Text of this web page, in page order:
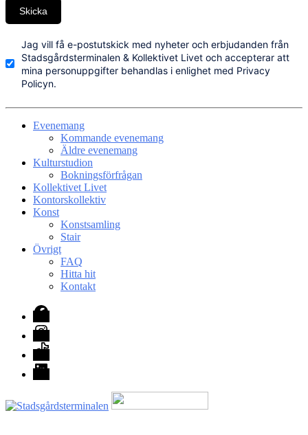
Skicka
Jag vill få e-postutskick med nyheter och erbjudanden från
Stadsgårdsterminalen & Kollektivet Livet och accepterar att
mina personuppgifter behandlas i enlighet med Privacy
Policyn.
Evenemang
Kommande evenemang
Äldre evenemang
Kulturstudion
Bokningsförfrågan
Kollektivet Livet
Kontorskollektiv
Konst
Konstsamling
Stair
Övrigt
FAQ
Hitta hit
Kontakt
Facebook
Instagram
TikTok
LinkedIn